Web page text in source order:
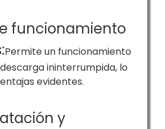
funcionamiento
Permite un funcionamiento
ininterrumpida, lo
evidentes.
y